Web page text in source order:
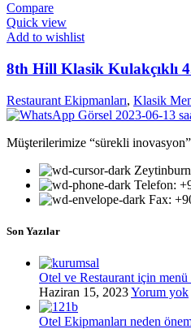
Compare
Quick view
Add to wishlist
8th Hill Klasik Kulakçıklı
Restaurant Ekipmanları, Klasik
Müşterilerimize “sürekli
Telefon:
Fax:
Son Yazılar
Otel ve Restaurant için
Haziran 15, 2023Yorum yok
Otel Ekipmanları neden